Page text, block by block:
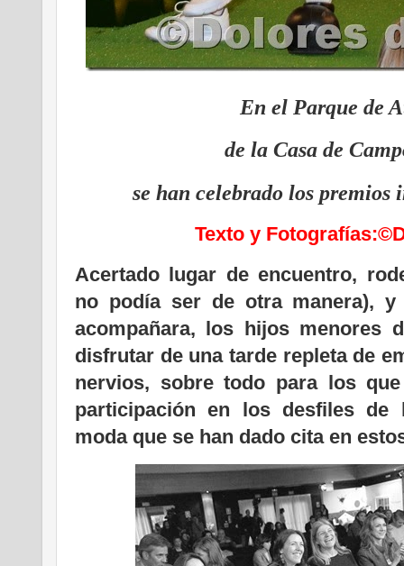
En el Parque de
de la Casa de
se han celebrado los
Texto y
Acertado lugar de encuentro,
no podía ser de otra manera),
acompañara, los hijos menores
disfrutar de una tarde repleta de
nervios, sobre todo para los
participación en los desfiles de
moda que se han dado cita en